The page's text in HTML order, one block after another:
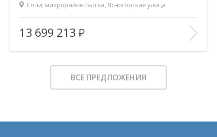
Сочи, микрорайон Бытха, Ясногорская улица
Площадь (общ/жил/кух), м2:
38.17/17.58/12.57
Количество комнат:
1
Этаж:
8/19
В ИЗБРАННОЕ
13 699 213
ВСЕ ПРЕДЛОЖЕНИЯ